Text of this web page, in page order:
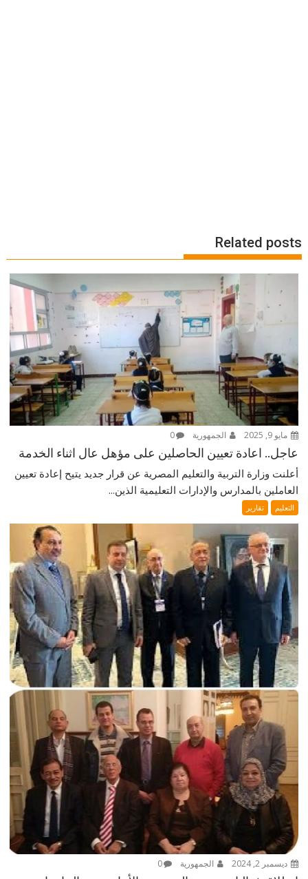
Related posts
مايو 9, 2025 الجمهورية 0
عاجل.. اعادة تعيين الحاصلين على مؤهل عال اثناء الخدمة
أعلنت وزارة التربية والتعليم المصرية عن قرار جديد يتيح إعادة تعيين
العاملين بالمدارس والإدارات التعليمية الذين...
التعليم تقارير
ديسمبر 2, 2024 الجمهورية 0